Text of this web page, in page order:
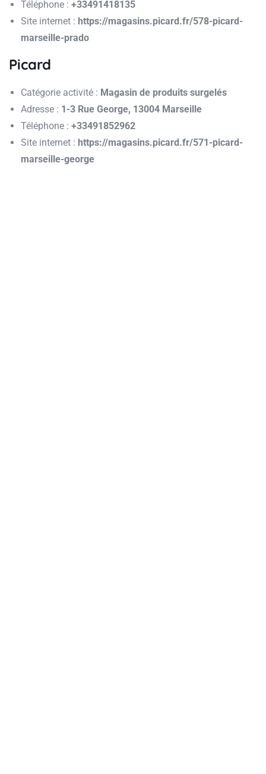
Téléphone : +33491418135
Site internet : https://magasins.picard.fr/578-picard-
marseille-prado
Picard
Catégorie activité : Magasin de produits surgelés
Adresse : 1-3 Rue George, 13004 Marseille
Téléphone : +33491852962
Site internet : https://magasins.picard.fr/571-picard-
marseille-george